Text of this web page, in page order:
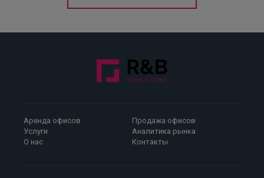
Аренда офисов
Продажа офисов
Услуги
Аналитика рынка
О нас
Контакты